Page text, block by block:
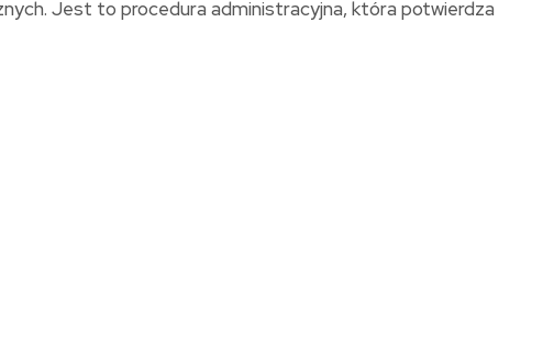
Jest to procedura administracyjna, która potwierdza